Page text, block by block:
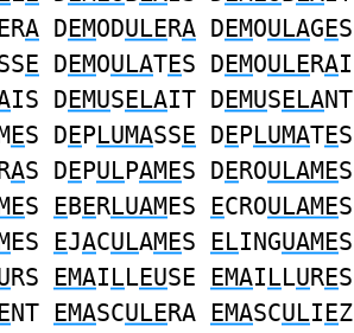
ERA DEMODULERA DEMOULAGES
E DEMOULATES DEMOULERAI
IS DEMUSELAIT DEMUSELANT
ES DEPLUMASSE DEPLUMATES
AS DEPULPAMES DEROULAMES
S EBERLUAMES ECROULAMES
ES EJACULAMES ELINGUAMES
RS EMAILLEUSE EMAILLURES
NT EMASCULERA EMASCULIEZ